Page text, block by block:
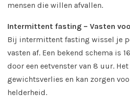
mensen die willen afvallen.
Intermittent fasting – Vasten
Bij intermittent fasting wissel je
vasten af. Een bekend schema is
door een eetvenster van 8 uur.
gewichtsverlies en kan zorgen
helderheid.